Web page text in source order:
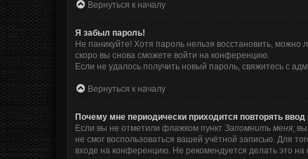
Вернуться к началу
Я забыл пароль!
Не паникуйте! Хотя пароль нельзя восстановить,
скоро вы снова сможете войти на конференцию.
Если не удалось получить новый пароль, свяжитесь с
Вернуться к началу
Почему мне периодически приходится повторять
Если вы не отметили флажком пункт Запомнить меня,
не смог воспользоваться вашей учётной записью. Для
входе на конференцию. Не рекомендуется делать это